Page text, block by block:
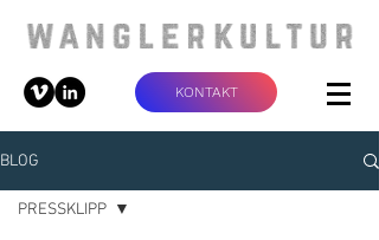
KONTAKT
BLOG
PRESSKLIPP